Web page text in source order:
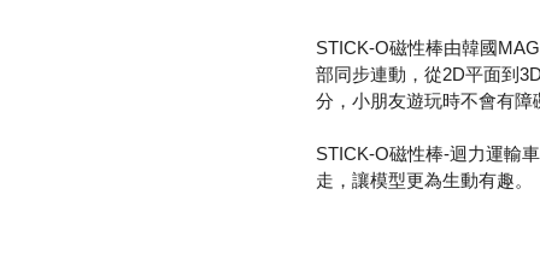
STICK-O磁性棒由韓國
部同步連動，從2D平面到
分，小朋友遊玩時不會有
STICK-O磁性棒-迴力運輸
走，讓模型更為生動有趣。